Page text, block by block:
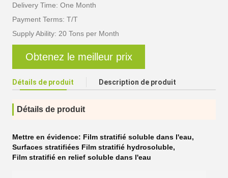
Delivery Time: One Month
Payment Terms: T/T
Supply Ability: 20 Tons per Month
Obtenez le meilleur prix
Détails de produit Description de produit
Détails de produit
Mettre en évidence: Film stratifié soluble dans l'eau,
Surfaces stratifiées Film stratifié hydrosoluble,
Film stratifié en relief soluble dans l'eau